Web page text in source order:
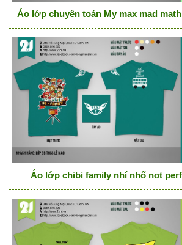
Áo lớp chuyên toán My max mad
Áo lớp chibi family nhí nhố not